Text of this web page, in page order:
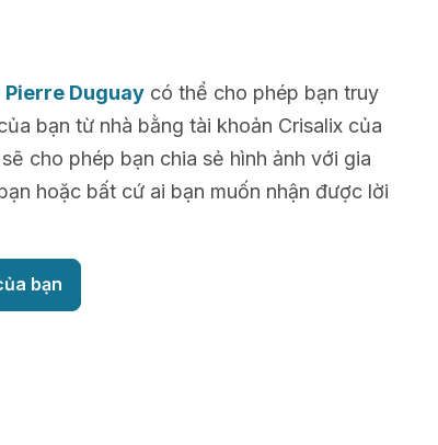
Pierre Duguay có thể cho phép bạn truy
bạn từ nhà bằng tài khoản Crisalix của
cho phép bạn chia sẻ hình ảnh với gia
hoặc bất cứ ai bạn muốn nhận được lời
bạn